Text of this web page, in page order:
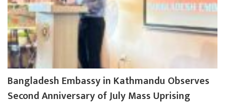
Bangladesh Embassy in Kathmandu Observes
Second Anniversary of July Mass Uprising